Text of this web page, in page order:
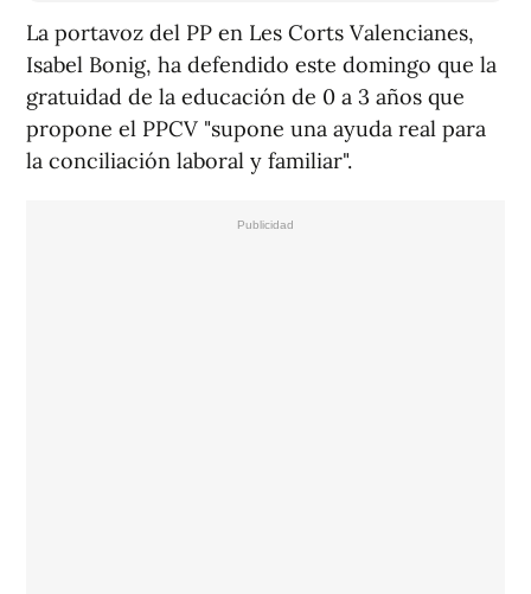
La portavoz del PP en Les Corts Valencianes,
Isabel Bonig, ha defendido este domingo que la
gratuidad de la educación de 0 a 3 años que
propone el PPCV "supone una ayuda real para
la conciliación laboral y familiar".